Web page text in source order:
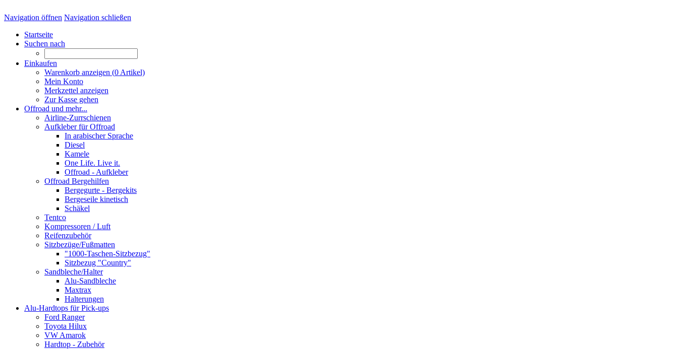
Navigation öffnen Navigation schließen
Startseite
Suchen nach
Einkaufen
Warenkorb anzeigen (0 Artikel)
Mein Konto
Merkzettel anzeigen
Zur Kasse gehen
Offroad und mehr...
Airline-Zurrschienen
Aufkleber für Offroad
In arabischer Sprache
Diesel
Kamele
One Life. Live it.
Offroad - Aufkleber
Offroad Bergehilfen
Bergegurte - Bergekits
Bergeseile kinetisch
Schäkel
Tentco
Kompressoren / Luft
Reifenzubehör
Sitzbezüge/Fußmatten
"1000-Taschen-Sitzbezug"
Sitzbezug "Country"
Sandbleche/Halter
Alu-Sandbleche
Maxtrax
Halterungen
Alu-Hardtops für Pick-ups
Ford Ranger
Toyota Hilux
VW Amarok
Hardtop - Zubehör